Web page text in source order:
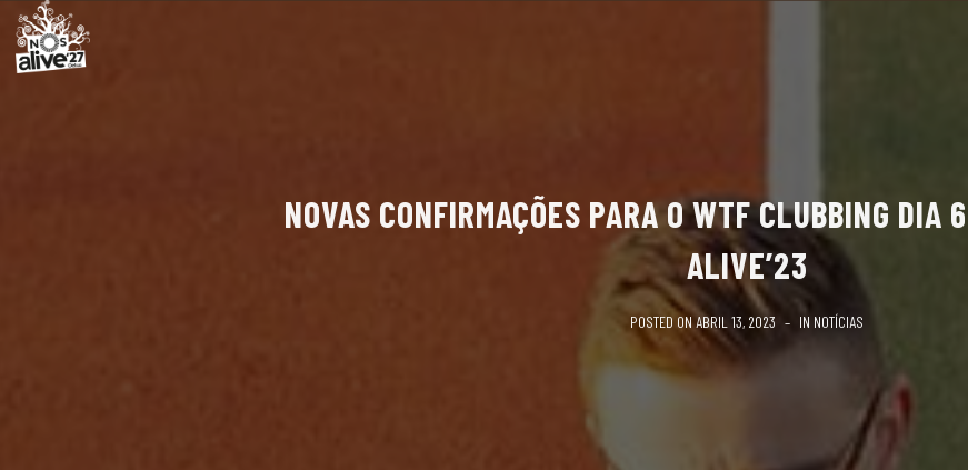
NOVAS CONFIRMAÇÕES PARA O WTF CLUBBING DIA
ALIVE’23
POSTED ONABRIL 13, 2023 IN NOTÍCIAS